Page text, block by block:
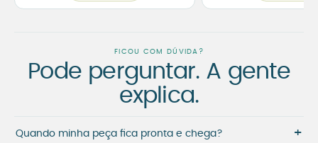
FICOU COM DÚVIDA?
Pode perguntar. A gente
explica.
Quando minha peça fica pronta e chega? +